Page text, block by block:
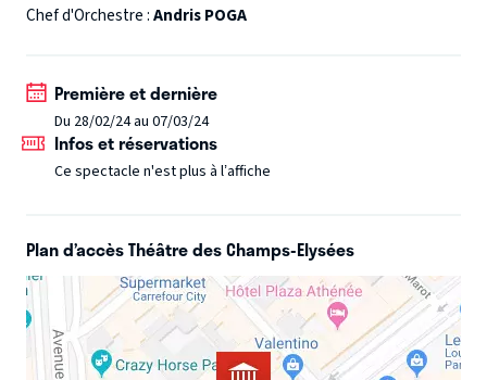
puissante, l’orchestre national de France dirigé par Andris
Chef d'Orchestre :Andris POGA
Première et dernière
Du 28/02/24 au 07/03/24
Infos et réservations
Ce spectacle n'est plus à l’affiche
Plan d’accès Théâtre des Champs-Elysées